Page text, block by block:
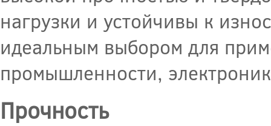
нагрузки и устойчивы к
идеальным выбором для
промышленности,
Прочность